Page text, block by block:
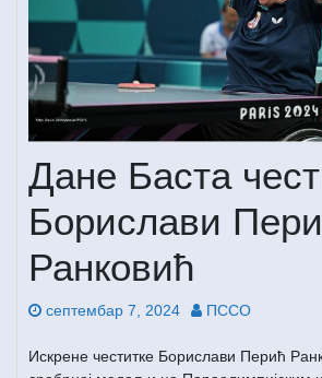
Дане Баста
Борислави
Ранковић
септембар 7, 2024 ПССО
Искрене честитке Борислави Перић